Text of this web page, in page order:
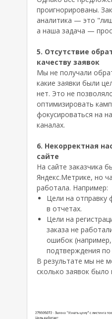
проигнорированы.
аналитика — это
а наша задача —
5. Отсутствие
качеству заявок
Мы не получали
какие заявки были
нет. Это не
оптимизировать
фокусироваться на
каналах.
6. Некорректная
сайте
На сайте заказчика
Яндекс.Метрике, но
работала. Например:
Цели на отправку
в отчетах.
Цели на
заказа не
ошибок
подтверждения по
В результате мы не
сколько заявок было